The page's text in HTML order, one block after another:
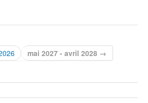
mai 2027 - avril 2028 →